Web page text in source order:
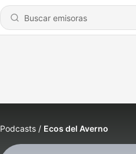
Podcasts Ecos del Averno